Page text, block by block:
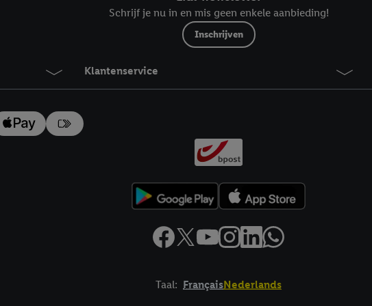
Schrijf je nu in en mis geen enkele aanbieding!
Inschrijven
Klantenservice
Taal: FrançaisNederlands